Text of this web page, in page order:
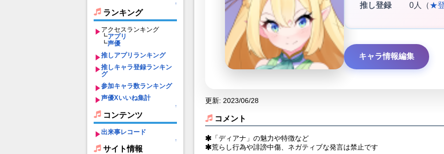
↑
ランキング
アクセスランキング
┗アプリ
┗声優
推しアプリランキング
推しキャラ登録ランキン
グ
参加キャラ数ランキング
声優Xいいね集計
↑
コンテンツ
出来事レコード
↑
サイト情報
推し登録 0人（★
キャラ情報編集
更新: 2023/06/28
コメント
「ディアナ」の魅力や特徴など
荒らし行為や誹謗中傷、ネガティブな発言は禁止です